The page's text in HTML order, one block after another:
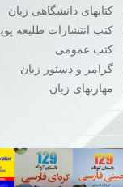
کتابهای دانشگاهی زبان
کتب انتشارات طلیعه پویش
کتب عمومی
گرامر و دستور زبان
مهارتهای زبان